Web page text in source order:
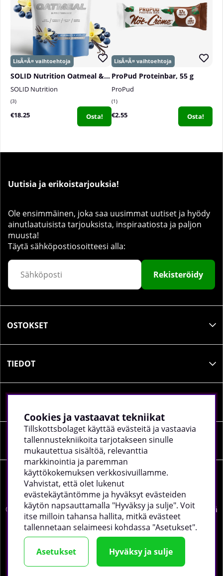
SOLID Nutrition Oatmeal & Protein Mix, 750 g
SOLID Nutrition
3
€18.25 Osta!
ProPud Proteinbar, 55 g
ProPud
1
€2.55 Osta!
Uutisia ja erikoistarjouksia!
Ole ensimmäinen, joka saa uusimmat uutiset ja hyödy
ainutlaatuisista tarjouksista, inspiraatiosta ja paljon
muusta!
Täytä sähköpostiosoitteesi alla:
Rekisteröidy
OSTOKSET
TIEDOT
YRITYKSEN TIEDOT
© 2026 tillskottsbolaget.fi. Käytämme evästeitä -lue lisää
täältä.
Cookies ja vastaavat tekniikat
Tillskottsbolaget käyttää evästeitä ja vastaavia
tallennustekniikoita tarjotakseen sinulle
mukautettua sisältöä, relevanttia
markkinointia ja paremman
käyttökokemuksen verkkosivuillamme.
Vahvistat, että olet lukenut
evästekäytäntömme ja hyväksyt evästeiden
käytön napsauttamalla "Hyväksy ja sulje". Voit
itse milloin tahansa hallita, mitkä evästeet
tallennetaan selaimeesi kohdassa "Asetukset".
Asetukset Hyväksy ja sulje